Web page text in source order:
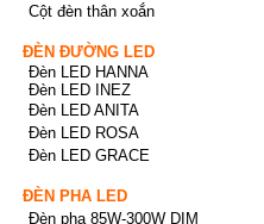
Cột đèn thân xoắn
ĐÈN ĐƯỜNG LED
Đèn LED HANNA
Đèn LED INEZ
Đèn LED ANITA
Đèn LED ROSA
Đèn LED GRACE
ĐÈN PHA LED
Đèn pha 85W-300W DIM